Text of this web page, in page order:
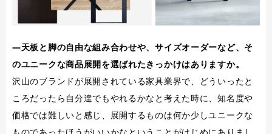
―天板と脚の自由な組み合わせや、サイズオーダーなど、そ
のユニークな商品展開を選ばれたきっかけはありますか。
沢山のブランドが展開されている家具業界で、どういったと
ころだったら自分達でもやれるかなと考えた時に、知名度や
価格では難しいと感じ、展開するものは何か少しユニークな